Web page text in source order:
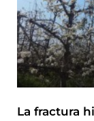
La fractura